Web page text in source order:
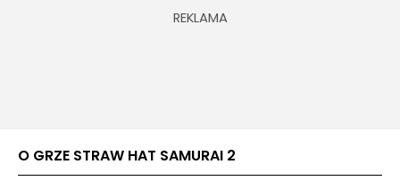
O GRZE STRAW HAT SAMURAI 2